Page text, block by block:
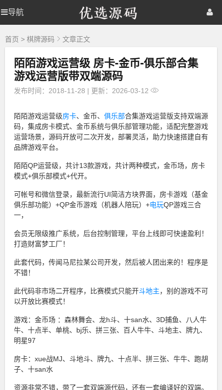
导航
优
选
码
优
选
首页 网站源码
棋牌源码
首页 > 棋牌源码 文章正文
陌陌游戏运营级 房卡-金币-俱乐部合集
游戏运营版带双端源码
发布时间：2018-11-28 | 更新：2026-03-12
陌陌游戏运营级房卡、金币、 俱乐部合集游戏运营版支持双端源
码，集成房卡模式、金币系统与俱乐部管理功能，适配完整游戏
运营场景，源码开放可二次开发，部署灵活，助力快速搭建自有
品牌游戏平台。
陌陌QP运营级，共计13款游戏，共计两种模式，金币场，房卡
模式+俱乐部模式+代开。
可帐号和微信登录，最新流行UI简洁方块界面，房卡游戏（基金
俱乐部功能）+QP金币游戏（机器人陪玩）+电玩QP游戏三合
一，
会员无限级推广系统，后台控制管理，平台上线即可快速盈利！
打造财富梦工厂！
此套代码，传闻马尼拉某公司开发，然后被人团出来的！程序是
不错！
此代码非市场二开程序，比赛模式只能开斗地主，别的游戏不可
以开放比赛模式！
游戏：金币场 ：森林舞会、龙h斗、十san水、3D捕鱼、八人牛
牛、十点半、单桃、bj乐、拼三张、百人牛牛、斗地主、牌九、
明星97
房卡：xue战MJ、斗地斗、牌九、十点半、拼三张、牛牛、跑胡
子、十san水
资源非常不错，带了一套双端源代码，还有一套编译好的双端。